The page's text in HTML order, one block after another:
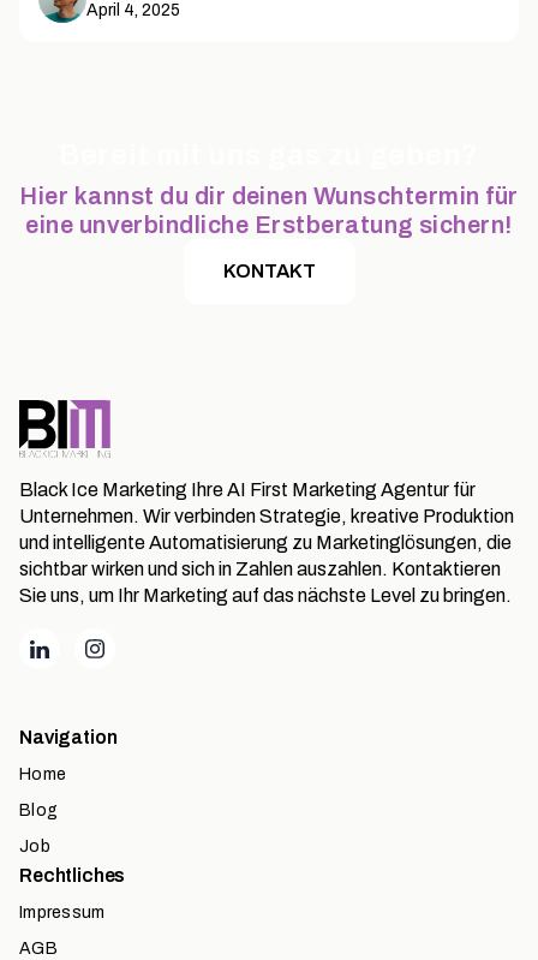
April 4, 2025
Hier kannst du dir deinen Wunschtermin für
eine unverbindliche Erstberatung sichern!
KONTAKT
Black Ice Marketing Ihre AI First Marketing Agentur für
Unternehmen. Wir verbinden Strategie, kreative Produktion
und intelligente Automatisierung zu Marketinglösungen, die
sichtbar wirken und sich in Zahlen auszahlen. Kontaktieren
Sie uns, um Ihr Marketing auf das nächste Level zu bringen.
Navigation
Home
Blog
Job
Rechtliches
Impressum
AGB